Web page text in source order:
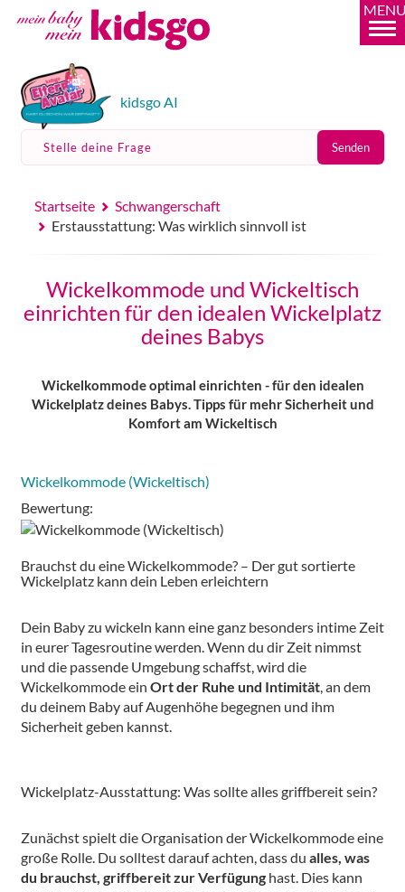
kidsgo AI
Stelle deine Frage Senden
Startseite
Schwangerschaft
Erstausstattung: Was wirklich sinnvoll ist
Wickelkommode und Wickeltisch
einrichten für den idealen Wickelplatz
deines Babys
Wickelkommode optimal einrichten - für den idealen
Wickelplatz deines Babys. Tipps für mehr Sicherheit und
Komfort am Wickeltisch
Wickelkommode (Wickeltisch)
Bewertung:
Brauchst du eine Wickelkommode? – Der gut sortierte
Wickelplatz kann dein Leben erleichtern
Dein Baby zu wickeln kann eine ganz besonders intime Zeit
in eurer Tagesroutine werden. Wenn du dir Zeit nimmst
und die passende Umgebung schaffst, wird die
Wickelkommode ein Ort der Ruhe und Intimität, an dem
du deinem Baby auf Augenhöhe begegnen und ihm
Sicherheit geben kannst.
Wickelplatz-Ausstattung: Was sollte alles griffbereit sein?
Zunächst spielt die Organisation der Wickelkommode eine
große Rolle. Du solltest darauf achten, dass du alles, was
du brauchst, griffbereit zur Verfügunghast. Dies kann